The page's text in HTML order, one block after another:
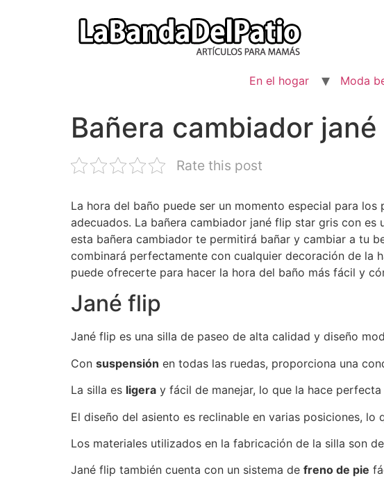
En el hogar Moda
Bañera cambiador
Rate this post
La hora del baño puede ser un momento especial para
adecuados. La bañera cambiador jané flip star gris con
esta bañera cambiador te permitirá bañar y cambiar a tu
combinará perfectamente con cualquier decoración de la
puede ofrecerte para hacer la hora del baño más fácil y
Jané flip
Jané flip es una silla de paseo de alta calidad y diseño
Con suspensión en todas las ruedas, proporciona una
La silla es ligera y fácil de manejar, lo que la hace
El diseño del asiento es reclinable en varias posiciones,
Los materiales utilizados en la fabricación de la silla son
Jané flip también cuenta con un sistema de freno de pie